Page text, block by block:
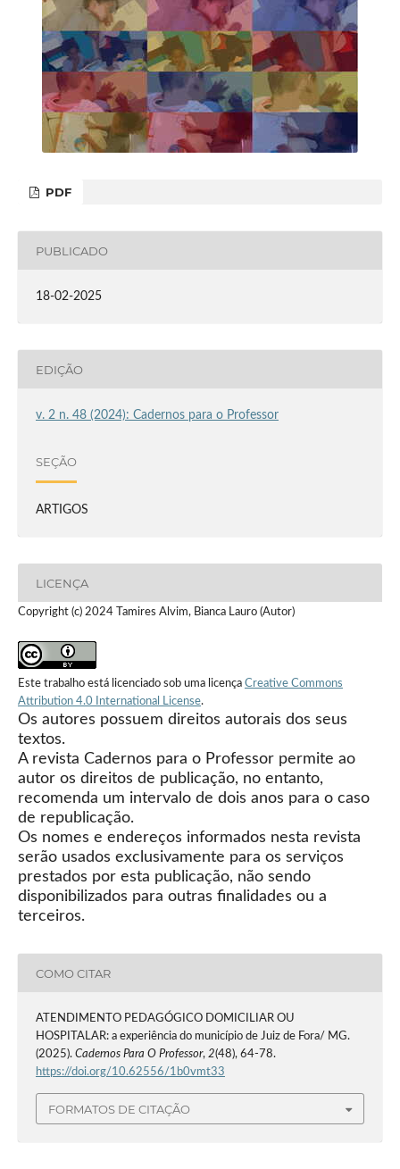
PDF
PUBLICADO
18-02-2025
EDIÇÃO
v. 2 n. 48 (2024): Cadernos para o Professor
SEÇÃO
ARTIGOS
LICENÇA
Copyright (c) 2024 Tamires Alvim, Bianca Lauro (Autor)
Este trabalho está licenciado sob uma licença Creative Commons
Attribution 4.0 International License.
Os autores possuem direitos autorais dos seus
textos.
A revista Cadernos para o Professor permite ao
autor os direitos de publicação, no entanto,
recomenda um intervalo de dois anos para o caso
de republicação.
Os nomes e endereços informados nesta revista
serão usados exclusivamente para os serviços
prestados por esta publicação, não sendo
disponibilizados para outras finalidades ou a
terceiros.
COMO CITAR
ATENDIMENTO PEDAGÓGICO DOMICILIAR OU
HOSPITALAR: a experiência do município de Juiz de Fora/ MG.
(2025). Cadernos Para O Professor, 2(48), 64-78.
https://doi.org/10.62556/1b0vmt33
FORMATOS DE CITAÇÃO